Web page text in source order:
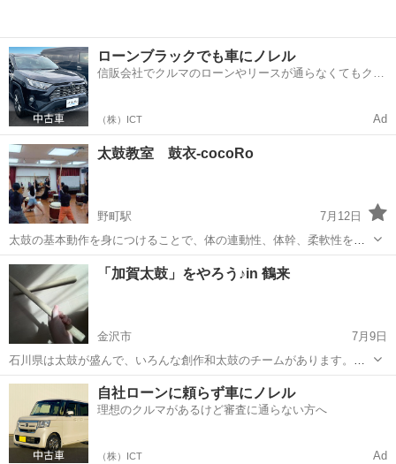
ローンブラックでも車にノレル
信販会社でクルマのローンやリースが通らなくてもクル
（株）ICT Ad
太鼓教室 鼓衣-cocoRo
野町駅
7月12日
太鼓の基本動作を身につけることで、体の連動性、体幹、柔軟性を高
め、整えていきます。 曲やリズム練習で脳トレ、リズム感、表現力が
身につきます。 演奏依頼多数、地域と密着した教室です。 初心者歓
迎 中、上級者対象のチーム育成も...
石川 金沢市 野町駅 和太鼓 太鼓
「加賀太鼓」をやろう♪in 鶴来
金沢市
7月9日
石川県は太鼓が盛んで、いろんな創作和太鼓のチームがあります。そ
んな中で、加賀太鼓の、伝統に裏打ちされた独特のバチさばきやリズ
ムは、なんとも味わい深く奥深いものです☆「伝統」というと、堅苦
しい・古くさい・自由がないイメージかも...
石川 金沢市 和太鼓 70代
自社ローンに頼らず車にノレル
理想のクルマがあるけど審査に通らない方へ
（株）ICT Ad